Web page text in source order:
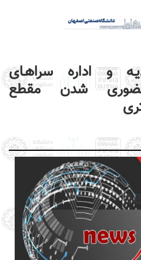
و اداره سراهـای
حضوری شدن مقطع